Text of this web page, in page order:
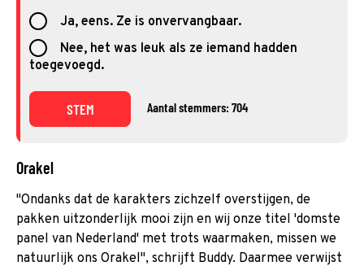
Ja, eens. Ze is onvervangbaar.
Nee, het was leuk als ze iemand hadden
toegevoegd.
STEM Aantal stemmers: 704
Orakel
"Ondanks dat de karakters zichzelf overstijgen, de
pakken uitzonderlijk mooi zijn en wij onze titel 'domste
panel van Nederland' met trots waarmaken, missen we
natuurlijk ons Orakel", schrijft Buddy. Daarmee verwijst